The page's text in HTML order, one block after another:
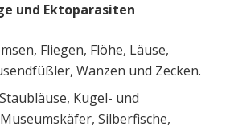
und Ektoparasiten
Fliegen, Flöhe, Läuse,
Wanzen und Zecken.
Kugel- und
Silberfische,